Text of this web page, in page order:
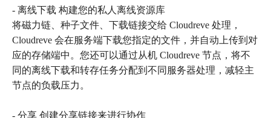
- 离线下载 构建您的私人离线资源库
将磁力链、种子文件、下载链接交给 Cloudreve 处理，
Cloudreve 会在服务端下载您指定的文件，并自动上传到对
应的存储端中。您还可以通过从机 Cloudreve 节点，将不
同的离线下载和转存任务分配到不同服务器处理，减轻主
节点的负载压力。
- 分享 创建分享链接来进行协作